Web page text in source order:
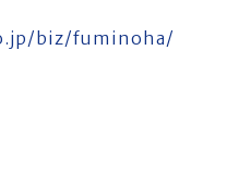
biz/fuminoha/